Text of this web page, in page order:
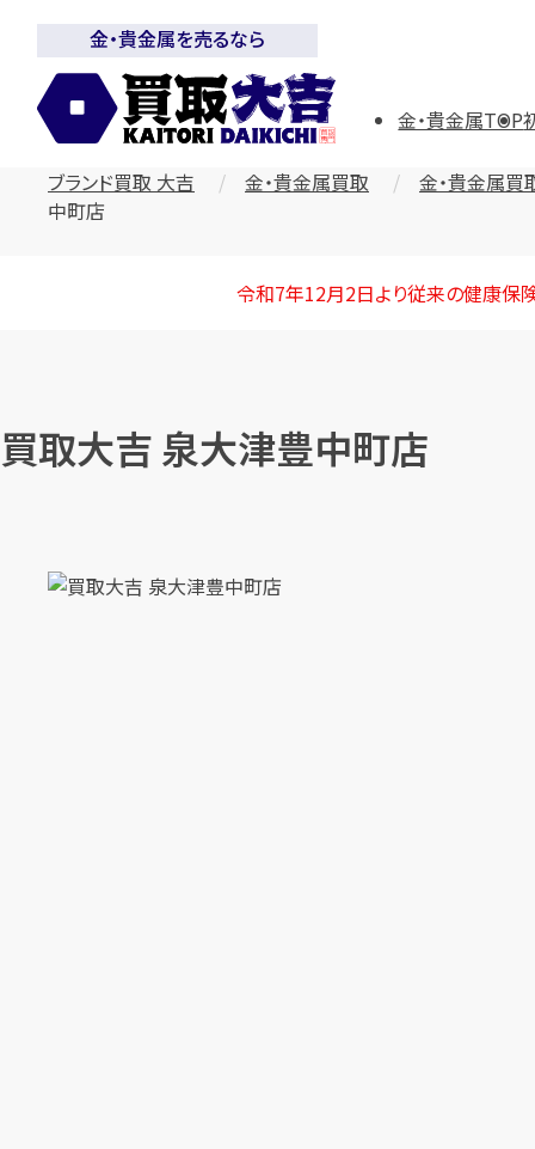
金・貴金属を売るなら
金・貴金属TOP
ブランド買取 大吉 金・貴金属買取 金・貴金属
中町店
令和7年12月2日より従来の健康保
買取大吉 泉大津豊中町店